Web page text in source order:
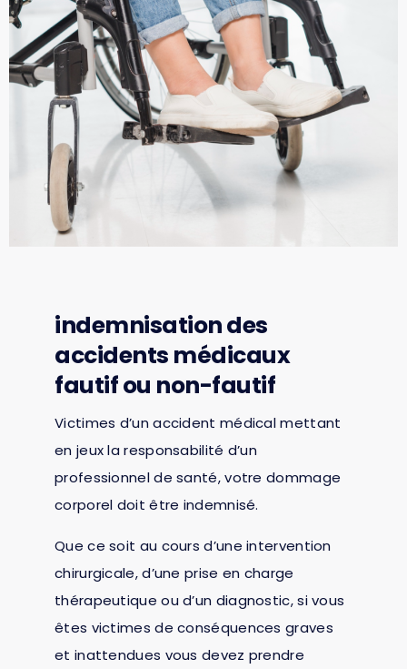
indemnisation des
accidents médicaux
fautif ou non-fautif
Victimes d’un accident médical mettant
en jeux la responsabilité d’un
professionnel de santé, votre dommage
corporel doit être indemnisé.
Que ce soit au cours d’une intervention
chirurgicale, d’une prise en charge
thérapeutique ou d’un diagnostic, si vous
êtes victimes de conséquences graves
et inattendues vous devez prendre